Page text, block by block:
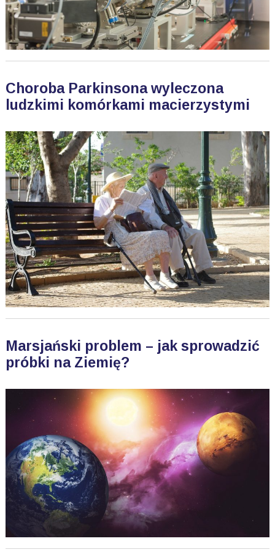
Choroba Parkinsona wyleczona
ludzkimi komórkami macierzystymi
Marsjański problem – jak sprowadzić
próbki na Ziemię?